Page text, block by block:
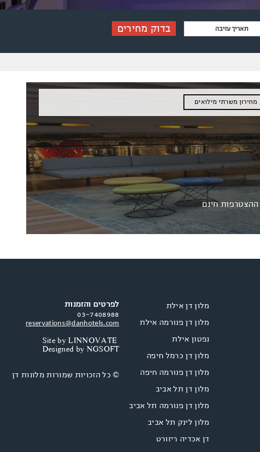
בדוק מחירים
מחירון משרתי מילואים
מלון דן אילת
מלון דן פנורמה אילת
נפטון אילת
מלון דן כרמל חיפה
מלון דן פנורמה חיפה
מלון דן תל אביב
מלון דן פנורמה תל אביב
מלון לינק תל אביב
דן אכדיה ריזורט
לפרטים והזמנות
03-7408988
reservations@danhotels.com
Site byLINNOVATE
Designed by NGSOFT
© כל הזכויות שמורות מלונות דן